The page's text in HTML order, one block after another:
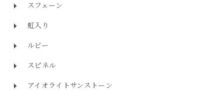
スフェーン
虹入り
ルビー
スピネル
アイオライトサンストーン